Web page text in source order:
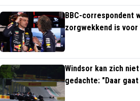
BBC-correspondent
zorgwekkend is voor
Windsor kan zich
gedachte: "Daar